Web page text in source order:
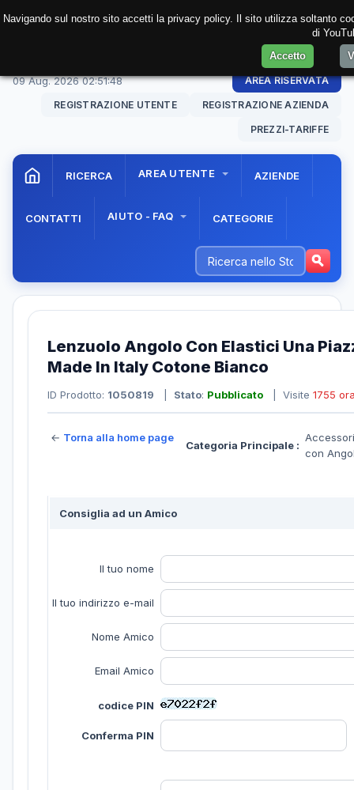
09 Aug. 202602:51:48 AREA RISERVATA
REGISTRAZIONE UTENTE REGISTRAZIONE AZIENDA
PREZZI-TARIFFE
RICERCA AREA UTENTE AZIENDE
CONTATTI AIUTO - FAQ CATEGORIE
Lenzuolo Angolo Con Elastici Una
Made In Italy Cotone Bianco
ID Prodotto: 1050819 Stato: Pubblicato | Visite 1755
← Torna alla home page
Categoria Principale :
con
Consiglia ad un Amico
Il tuo nome
Il tuo indirizzo e-mail
Nome Amico
Email Amico
codice PIN
Conferma PIN
Navigando sul nostro sito accetti la privacy policy. Il sito utilizza soltanto
di
Accetto